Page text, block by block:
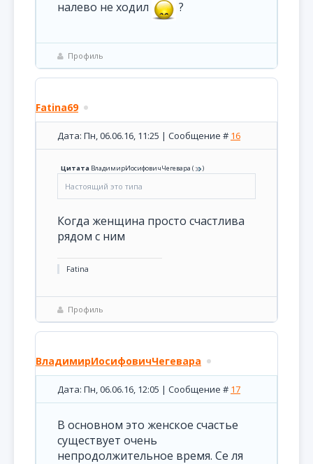
налево не ходил
?
Профиль
Fatina69
Дата: Пн, 06.06.16, 11:25 | Сообщение # 16
Цитата ВладимирИосифовичЧегевара ( )
Настоящий это типа
Когда женщина просто счастлива
рядом с ним
Fatina
Профиль
ВладимирИосифовичЧегевара
Дата: Пн, 06.06.16, 12:05 | Сообщение # 17
В основном это женское счастье
существует очень
непродолжительное время. Се ля